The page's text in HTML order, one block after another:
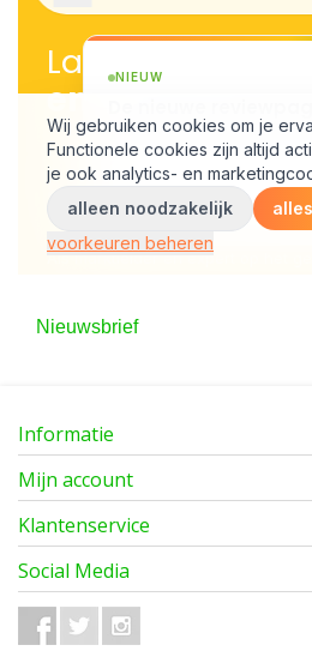
Nieuwsbrief
Informatie
Mijn account
Klantenservice
Social Media